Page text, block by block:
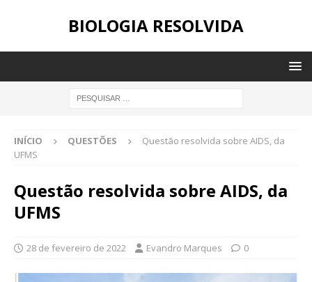
BIOLOGIA RESOLVIDA
INÍCIO QUESTÕES
Questão resolvida sobre AIDS, da
UFMS
Questão resolvida sobre AIDS, da
UFMS
28 de fevereiro de 2022 Evandro Marques 0